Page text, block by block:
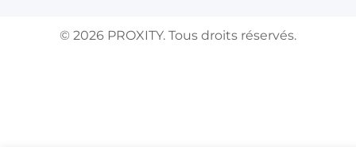
© 2026 PROXITY. Tous droits réservés.